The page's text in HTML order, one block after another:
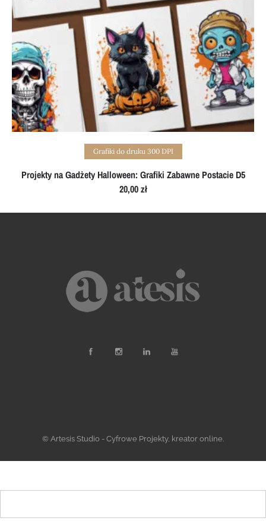
Add to cart
Grafiki do druku 300 DPI
Projekty na Gadżety Halloween: Grafiki Zabawne Postacie D5
20,00zł
© Artesis Studio - Cyfrowe Projekty, kreator online.